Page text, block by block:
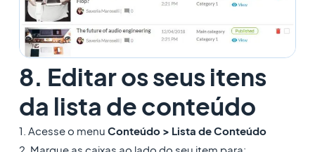
8. Editar os seus itens
da lista de conteúdo
1. Acesse o menu Conteúdo > Lista de Conteúdo